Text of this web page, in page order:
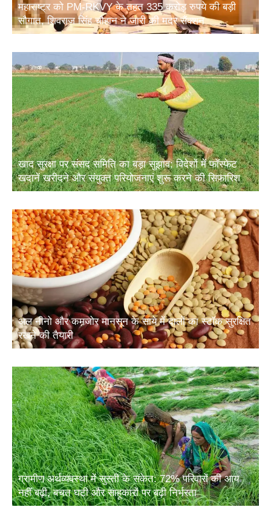
महाराष्ट्र को PM-RKVY के तहत 335 करोड़ रुपये की बड़ी
सौगात, शिवराज सिंह चौहान ने जारी की मदर सैंक्शन
खाद सुरक्षा पर संसद समिति का बड़ा सुझाव: विदेशों में फॉस्फेट
खदानें खरीदने और संयुक्त परियोजनाएं शुरू करने की सिफारिश
अल नीनो और कमजोर मानसून के साये में दालों का स्टॉक सुरक्षित
रखने की तैयारी
ग्रामीण अर्थव्यवस्था में सुस्ती के संकेत: 72% परिवारों की आय
नहीं बढ़ी, बचत घटी और साहूकारों पर बढ़ी निर्भरता